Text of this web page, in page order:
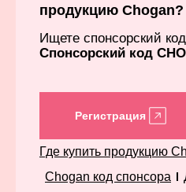
продукцию Chogan?
Ищете спонсорский
Спонсорский код
Регистрация
Где купить продукцию
Chogan код спонсора